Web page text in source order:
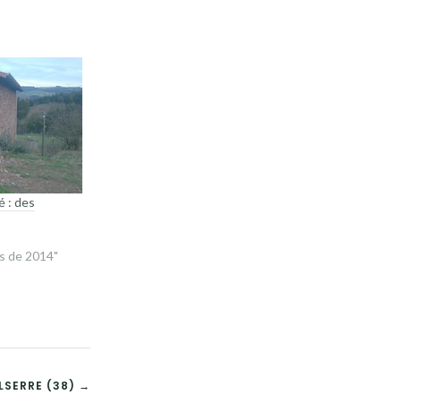
: des
de 2014"
(38) →